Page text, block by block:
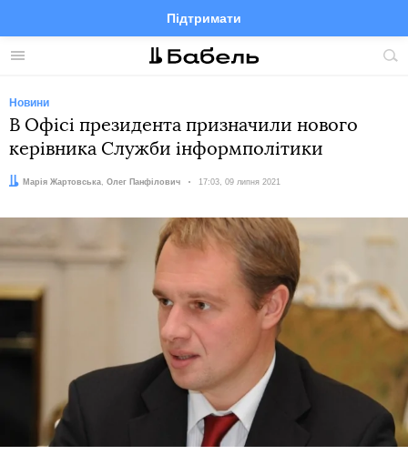
Меню
Підтримати
FacebookTelegramTwitter
Новини
В Офісі президента призначили нового
керівника Служби інформполітики
Автори:
Марія Жартовська, Олег Панфілович Дата:
17:03, 09 липня 2021